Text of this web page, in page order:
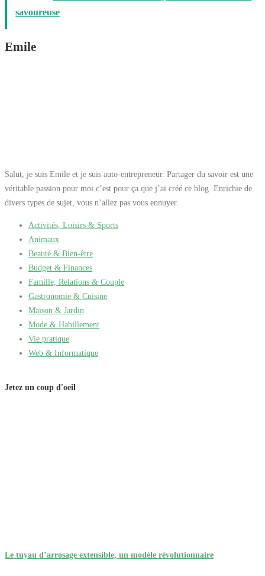
savoureuse
Emile
Salut, je suis Emile et je suis auto-entrepreneur. Partager du savoir est une
véritable passion pour moi c’est pour ça que j’ai créé ce blog. Enrichie de
divers types de sujet, vous n’allez pas vous ennuyer.
Activités, Loisirs & Sports
Animaux
Beauté & Bien-être
Budget & Finances
Famille, Relations & Couple
Gastronomie & Cuisine
Maison & Jardin
Mode & Habillement
Vie pratique
Web & Informatique
Jetez un coup d'oeil
Le tuyau d’arrosage extensible, un modèle révolutionnaire